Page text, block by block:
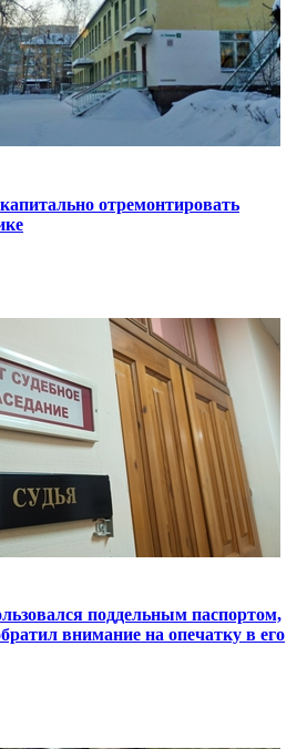
отремонтировать
поддельным паспортом,
внимание на опечатку в его